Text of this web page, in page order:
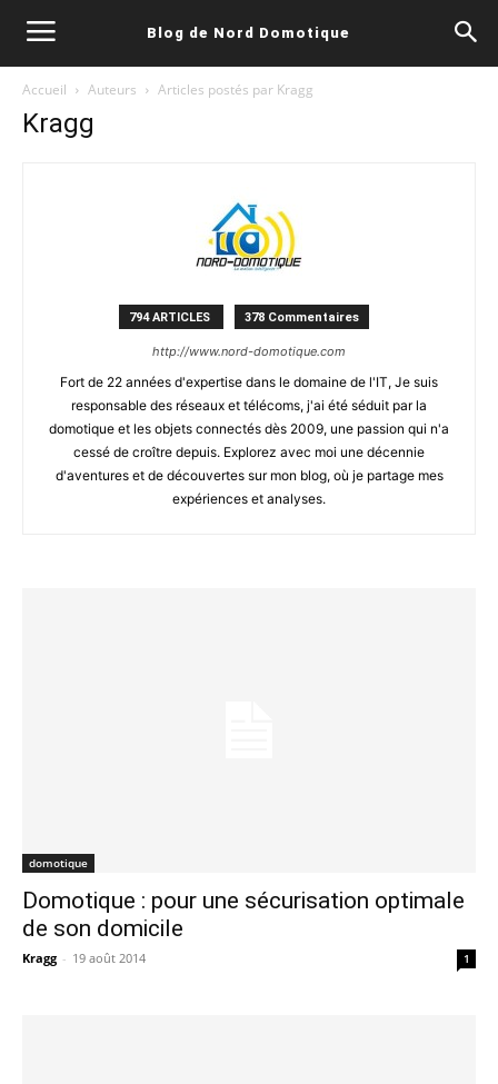
Blog de Nord Domotique
Accueil Auteurs Articles postés par Kragg
Kragg
794 ARTICLES 378 Commentaires
http://www.nord-domotique.com
Fort de 22 années d'expertise dans le domaine de l'IT, Je suis
responsable des réseaux et télécoms, j'ai été séduit par la
domotique et les objets connectés dès 2009, une passion qui n'a
cessé de croître depuis. Explorez avec moi une décennie
d'aventures et de découvertes sur mon blog, où je partage mes
expériences et analyses.
domotique
Domotique : pour une sécurisation optimale
de son domicile
Kragg - 19 août 2014 1